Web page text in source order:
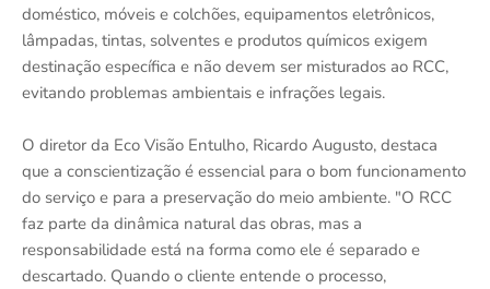
doméstico, móveis e colchões, equipamentos eletrônicos,
lâmpadas, tintas, solventes e produtos químicos exigem
destinação específica e não devem ser misturados ao RCC,
evitando problemas ambientais e infrações legais.
O diretor da Eco Visão Entulho, Ricardo Augusto, destaca
que a conscientização é essencial para o bom funcionamento
do serviço e para a preservação do meio ambiente. "O RCC
faz parte da dinâmica natural das obras, mas a
responsabilidade está na forma como ele é separado e
descartado. Quando o cliente entende o processo,